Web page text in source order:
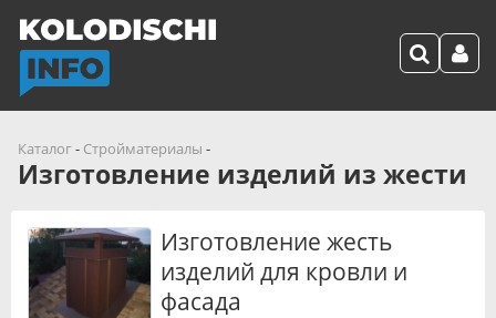
Каталог- Стройматериалы -
Изготовление изделий из жести
Изготовление жесть
изделий для кровли и
фасада